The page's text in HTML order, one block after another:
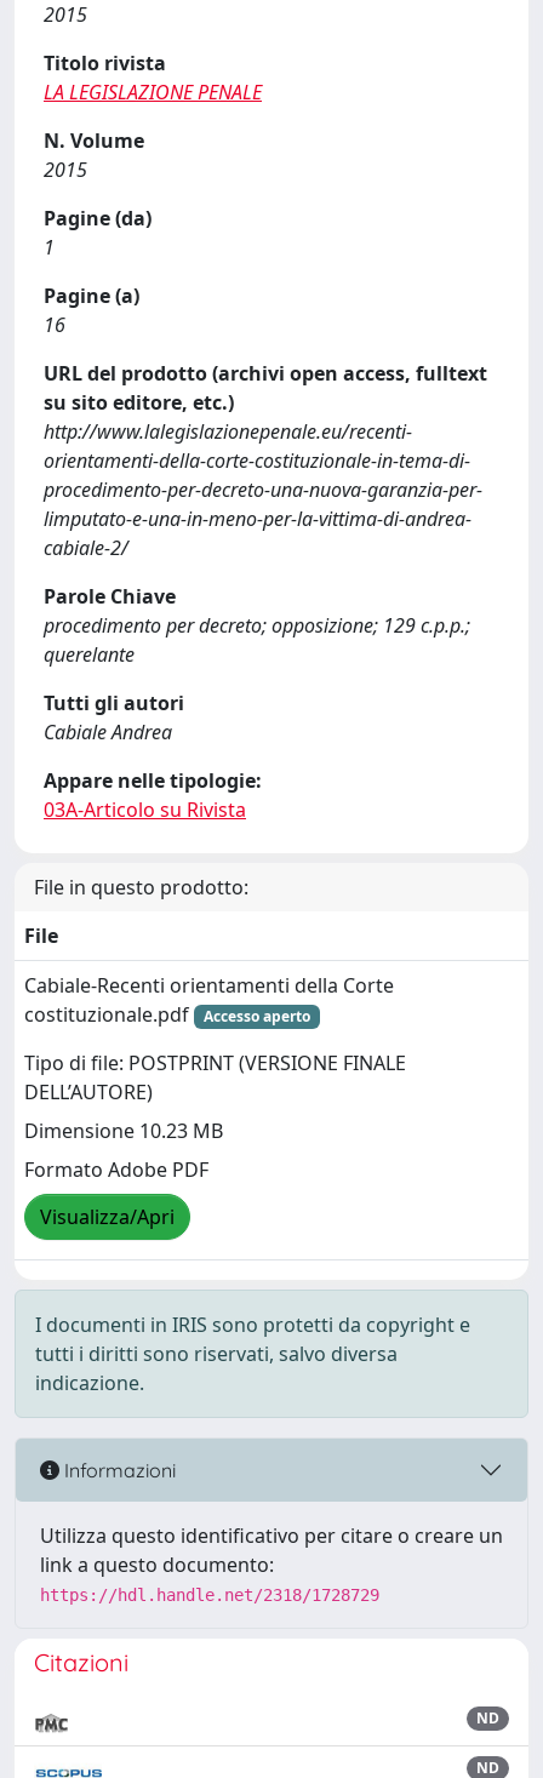
2015
Titolo rivista
LA LEGISLAZIONE PENALE
N. Volume
2015
Pagine (da)
1
Pagine (a)
16
URL del prodotto (archivi open access, fulltext
su sito editore, etc.)
http://www.lalegislazionepenale.eu/recenti-
orientamenti-della-corte-costituzionale-in-tema-di-
procedimento-per-decreto-una-nuova-garanzia-per-
limputato-e-una-in-meno-per-la-vittima-di-andrea-
cabiale-2/
Parole Chiave
procedimento per decreto; opposizione; 129 c.p.p.;
querelante
Tutti gli autori
Cabiale Andrea
Appare nelle tipologie:
03A-Articolo su Rivista
File in questo prodotto:
File
Cabiale-Recenti orientamenti della Corte
costituzionale.pdf
Accesso aperto
Tipo di file: POSTPRINT (VERSIONE FINALE
DELL’AUTORE)
Dimensione 10.23 MB
Formato Adobe PDF
Visualizza/Apri
I documenti in IRIS sono protetti da copyright e
tutti i diritti sono riservati, salvo diversa
indicazione.
Informazioni
Utilizza questo identificativo per citare o creare un
link a questo documento:
https://hdl.handle.net/2318/1728729
Citazioni
ND
ND